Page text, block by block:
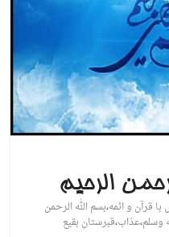
الرحیم
با قرآن و ائمه،بسم الله الرحمن
وسلم،عذاب،قبرستان بقیع